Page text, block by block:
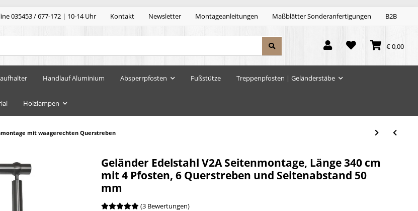
035453 / 677-172 | 10-14 Uhr Kontakt Newsletter Montageanleitungen Maßblätter Sonderanfertigungen B2B
€ 0,00
Handlauf Aluminium Absperrpfosten Fußstütze Treppenpfosten | Geländerstäbe
Holzlampen
mit waagerechten Querstreben
Geländer Edelstahl V2A Seitenmontage, Länge 340 cm
mit 4 Pfosten, 6 Querstreben und Seitenabstand 50
mm
(3 Bewertungen)